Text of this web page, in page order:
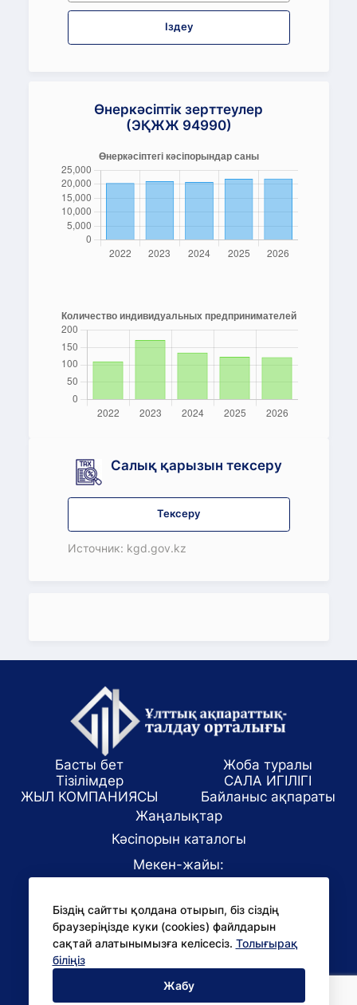
Іздеу
Өнеркәсіптік зерттеулер
(ЭҚЖЖ 94990)
Салық қарызын тексеру
Тексеру
Источник: kgd.gov.kz
Біздің сайтты қолдана отырып, біз сіздің
браузеріңізде куки (cookies) файлдарын
сақтай алатынымызға келісесіз. Толығырақ
біліңіз
Жабу
Басты бет
Жоба туралы
Тізілімдер
САЛА ИГІЛІГІ
ЖЫЛ КОМПАНИЯСЫ
Байланыс ақпараты
Жаңалықтар
Кәсіпорын каталогы
Мекен-жайы:
E-mail:
office@niac.kz
pr@niac.kz